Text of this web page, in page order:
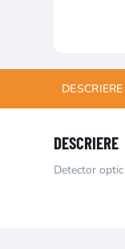
DESCRIERE
DESCRIERE
Detector